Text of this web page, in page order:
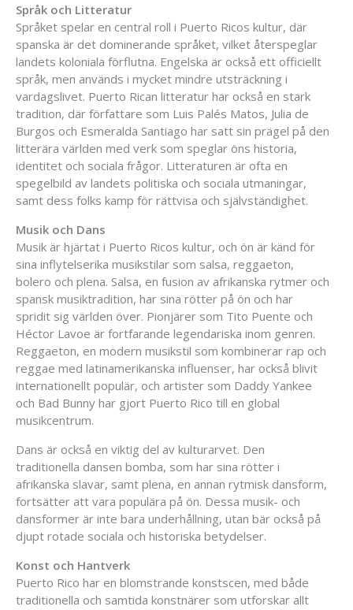
Språk och Litteratur
Språket spelar en central roll i Puerto Ricos kultur, där
spanska är det dominerande språket, vilket återspeglar
landets koloniala förflutna. Engelska är också ett officiellt
språk, men används i mycket mindre utsträckning i
vardagslivet. Puerto Rican litteratur har också en stark
tradition, där författare som Luis Palés Matos, Julia de
Burgos och Esmeralda Santiago har satt sin prägel på den
litterära världen med verk som speglar öns historia,
identitet och sociala frågor. Litteraturen är ofta en
spegelbild av landets politiska och sociala utmaningar,
samt dess folks kamp för rättvisa och självständighet.
Musik och Dans
Musik är hjärtat i Puerto Ricos kultur, och ön är känd för
sina inflytelserika musikstilar som salsa, reggaeton,
bolero och plena. Salsa, en fusion av afrikanska rytmer och
spansk musiktradition, har sina rötter på ön och har
spridit sig världen över. Pionjärer som Tito Puente och
Héctor Lavoe är fortfarande legendariska inom genren.
Reggaeton, en modern musikstil som kombinerar rap och
reggae med latinamerikanska influenser, har också blivit
internationellt populär, och artister som Daddy Yankee
och Bad Bunny har gjort Puerto Rico till en global
musikcentrum.
Dans är också en viktig del av kulturarvet. Den
traditionella dansen bomba, som har sina rötter i
afrikanska slavar, samt plena, en annan rytmisk dansform,
fortsätter att vara populära på ön. Dessa musik- och
dansformer är inte bara underhållning, utan bär också på
djupt rotade sociala och historiska betydelser.
Konst och Hantverk
Puerto Rico har en blomstrande konstscen, med både
traditionella och samtida konstnärer som utforskar allt